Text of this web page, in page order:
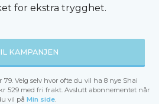
for ekstra trygghet.
KAMPANJEN
Velg selv hvor ofte du vil ha 8 nye Shai
529 med fri frakt. Avslutt abonnementet når
vil på Min side.